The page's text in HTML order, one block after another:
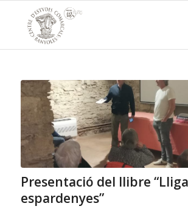
Presentació del llibre
espardenyes”